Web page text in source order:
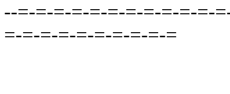
--=-=-=-=-=-=-=-=-=-=-=-
=-=-=-=-=-=-=-=-=-=